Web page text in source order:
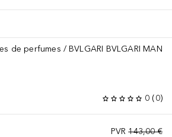
de perfumes BVLGARI BVLGARI MAN
0 (0)
PVR 143,00 €